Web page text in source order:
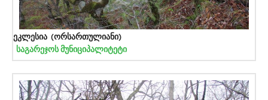
ეკლესია (ორსართულიანი)
საგარეჯოს მუნიციპალიტეტი